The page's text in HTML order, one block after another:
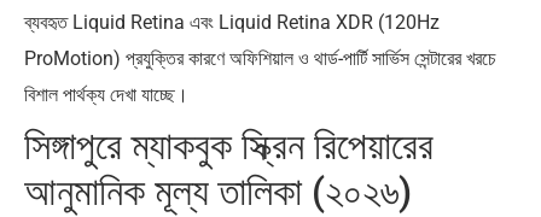
ব্যবহৃত Liquid Retina এবং Liquid Retina XDR (120Hz
ProMotion) প্রযুক্তির কারণে অফিশিয়াল ও থার্ড-পার্টি সার্ভিস সেন্টারের খরচে
বিশাল পার্থক্য দেখা যাচ্ছে।
সিঙ্গাপুরে ম্যাকবুক স্ক্রিন রিপেয়ারের
আনুমানিক মূল্য তালিকা (২০২৬)